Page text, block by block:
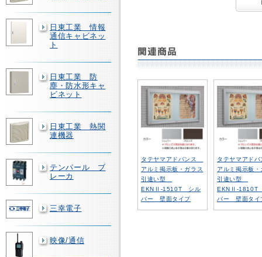
日東工業 情報
通信キャビネッ
ト
日東工業 防
塵・防水形キャ
ビネット
日東工業 熱関
連機器
テンパール ブ
レーカ
三幸電子
映像/通信
タテヤマアドバンス
アルミ掲示板・ガラス
引違い型
EKNⅡ-1510T シル
バー 壁面タイプ
タテヤマアド
アルミ掲示板・
引違い型
EKNⅡ-1810T
バー 壁面タイ